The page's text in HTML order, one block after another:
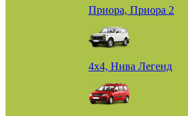
Приора, Приора 2
4х4, Нива Легенд